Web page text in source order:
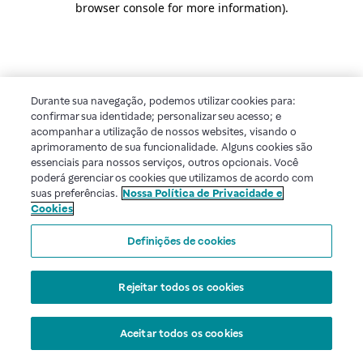
browser console for more information).
Durante sua navegação, podemos utilizar cookies para:
confirmar sua identidade; personalizar seu acesso; e
acompanhar a utilização de nossos websites, visando o
aprimoramento de sua funcionalidade. Alguns cookies são
essenciais para nossos serviços, outros opcionais. Você
poderá gerenciar os cookies que utilizamos de acordo com
suas preferências. Nossa Política de Privacidade e
Cookies
Definições de cookies
Rejeitar todos os cookies
Aceitar todos os cookies